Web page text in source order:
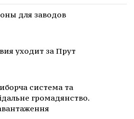
для заводов
уходит за Прут
система та
громадянство.